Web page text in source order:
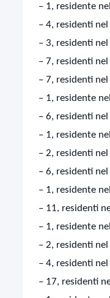
– 1, residente
– 4, residenti
– 3, residenti
– 7, residenti
– 7, residenti
– 1, residente
– 6, residenti
– 1, residente
– 2, residenti nel
– 6, residenti nel
– 1, residente
– 11, residenti
– 1, residente
– 2, residenti
– 4, residenti
– 17, residenti